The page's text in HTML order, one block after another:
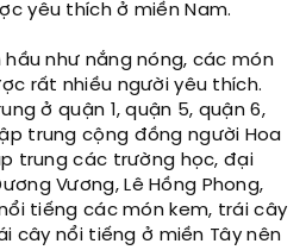
yêu thích ở miền Nam.
như nắng nóng, các món
rất nhiều người yêu thích.
ở quận 1, quận 5, quận 6,
trung cộng đồng người Hoa
trung các trường học, đại
Vương, Lê Hồng Phong,
tiếng các món kem, trái cây
cây nổi tiếng ở miền Tây nên